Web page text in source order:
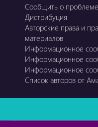
Сообщить о
Дистрибуция
Авторские права и
материалов
Информационное
Информационное
Информационное
Список авторов от